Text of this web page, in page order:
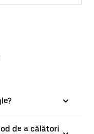
de a călători